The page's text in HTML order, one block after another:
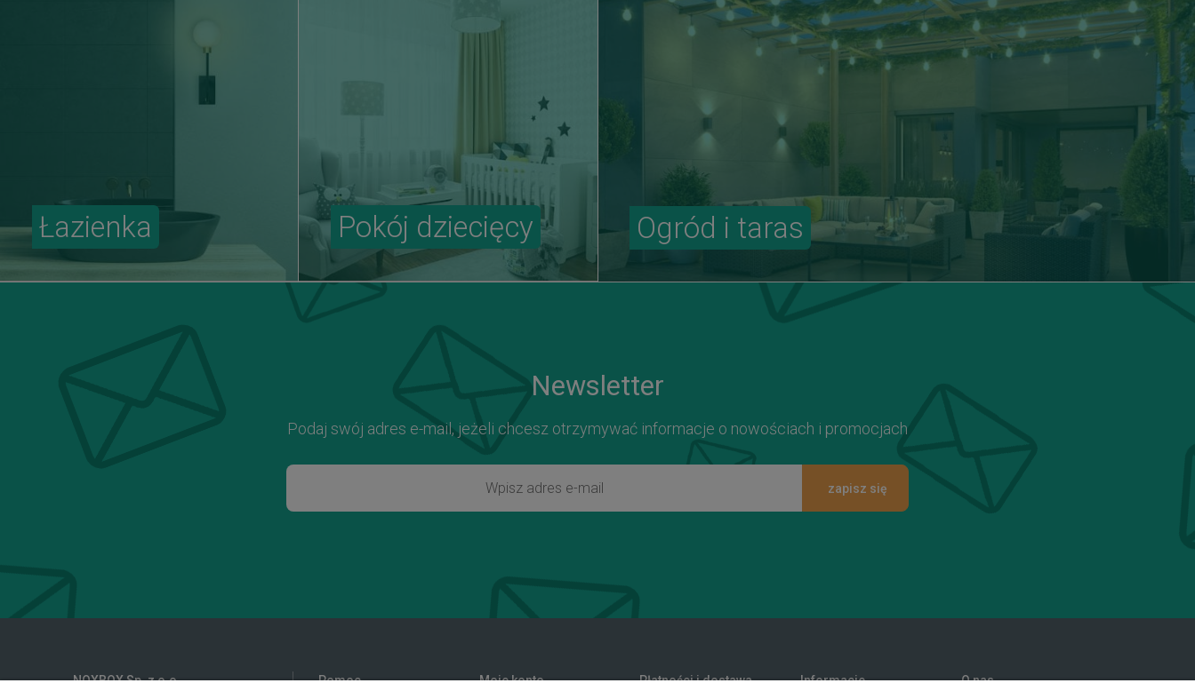
Ogród i taras
Łazienka Pokój dziecięcy
Newsletter
Podaj swój adres e-mail, jeżeli chcesz otrzymywać informacje o nowościach i promocjach
zapisz się
NOXBOX Sp. z o.o. Pomoc Moje konto Płatności i dostawa Informacje O nas